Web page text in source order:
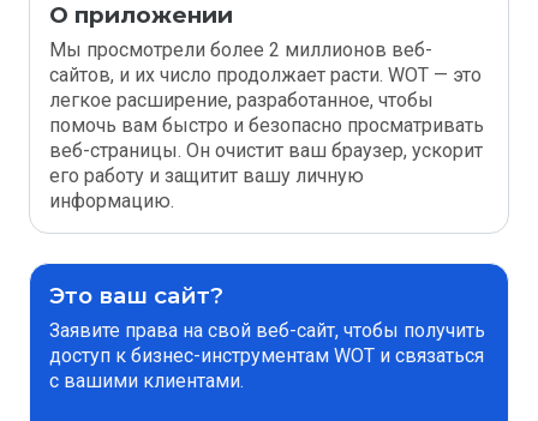
О приложении
Мы просмотрели более 2 миллионов веб-
сайтов, и их число продолжает расти. WOT — это
легкое расширение, разработанное, чтобы
помочь вам быстро и безопасно просматривать
веб-страницы. Он очистит ваш браузер, ускорит
его работу и защитит вашу личную
информацию.
Это ваш сайт?
Заявите права на свой веб-сайт, чтобы получить
доступ к бизнес-инструментам WOT и связаться
с вашими клиентами.